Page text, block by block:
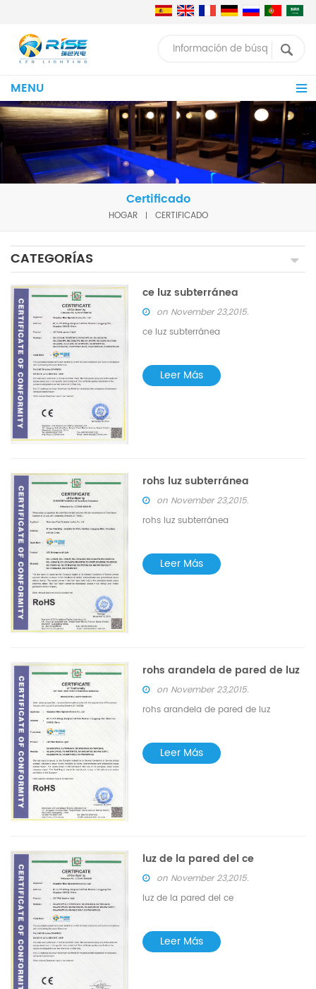
MENU
Certificado
HOGAR CERTIFICADO
CATEGORÍAS
ce luz subterránea
on November 23,2015.
ce luz subterránea
Leer Más
rohs luz subterránea
on November 23,2015.
rohs luz subterránea
Leer Más
rohs arandela de pared de luz
on November 23,2015.
rohs arandela de pared de luz
Leer Más
luz de la pared del ce
on November 23,2015.
luz de la pared del ce
Leer Más